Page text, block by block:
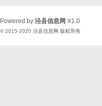
Powered by 泾县信息网 X1.0
© 2015-2020 泾县信息网 版权所有